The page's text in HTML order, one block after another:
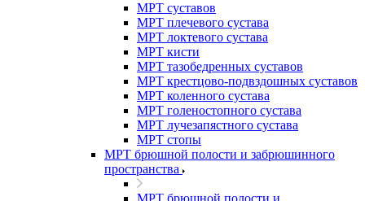
МРТ суставов
МРТ плечевого сустава
МРТ локтевого сустава
МРТ кисти
МРТ тазобедренных суставов
МРТ крестцово-подвздошных суставов
МРТ коленного сустава
МРТ голеностопного сустава
МРТ лучезапястного сустава
МРТ стопы
МРТ брюшной полости и забрюшинного
пространства
МРТ брюшной полости и